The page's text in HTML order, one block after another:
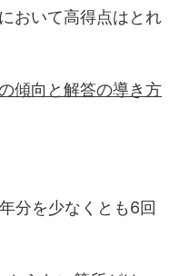
おいて高得点はとれ
傾向と解答の導き方
分を少なくとも6回